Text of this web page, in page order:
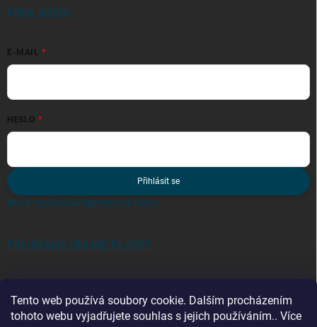
Tento web používá soubory cookie. Dalším procházením
tohoto webu vyjadřujete souhlas s jejich používáním.. Více
PŘIHLÁŠENÍ
E-MAIL
HESLO
Přihlásit se
Nová registraceZapomenuté heslo
PŘIJÍMÁME ONLINE PLATBY